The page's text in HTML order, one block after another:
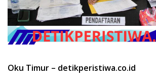
Oku Timur – detikperistiwa.co.id